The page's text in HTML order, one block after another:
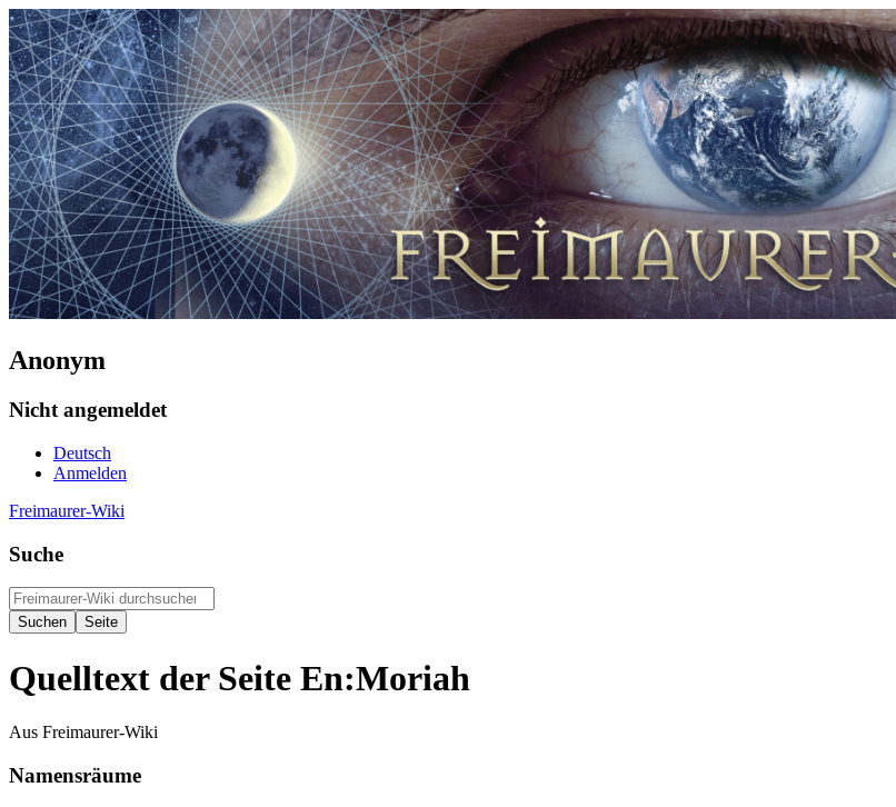
Anonym
Nicht angemeldet
Deutsch
Anmelden
Freimaurer-Wiki
Suche
Quelltext der Seite En:Moriah
Aus Freimaurer-Wiki
Namensräume